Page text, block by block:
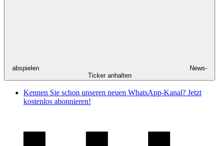
abspielen
News-
Ticker anhalten
Kennen Sie schon unseren neuen WhatsApp-Kanal? Jetzt
kostenlos abonnieren!